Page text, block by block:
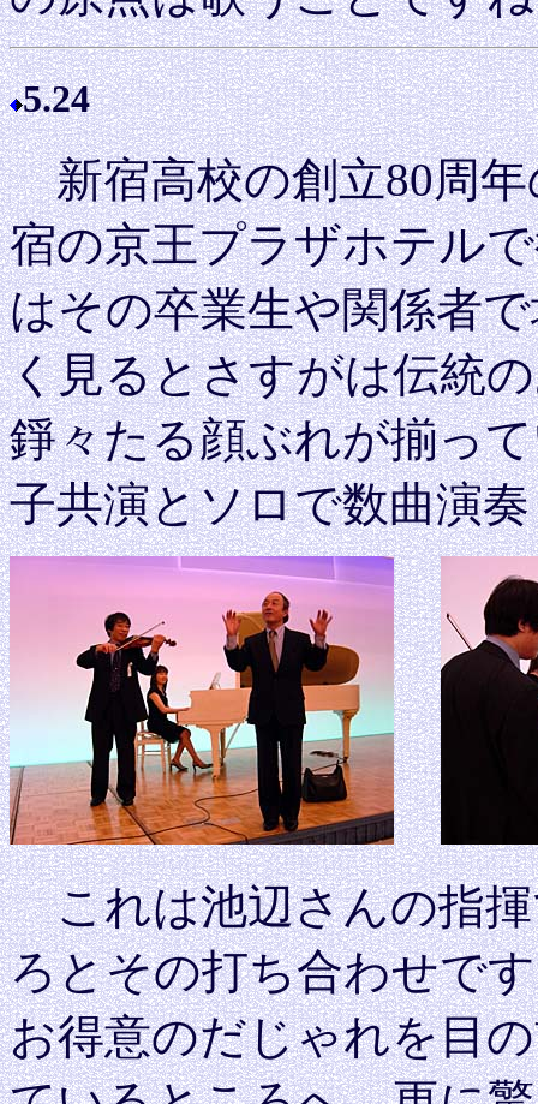
5.24
新宿高校の創立80周年
宿の京王プラザホテル
はその卒業生や関係者
く見るとさすがは伝統
錚々たる顔ぶれが揃っ
子共演とソロで数曲演
これは池辺さんの指揮
ろとその打ち合わせで
お得意のだじゃれを目